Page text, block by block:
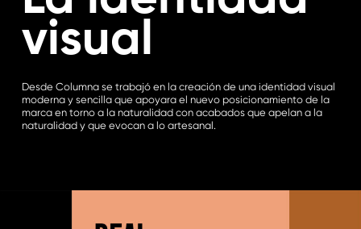
visual
Desde Columna se trabajó en la creación de una identidad visual
moderna y sencilla que apoyara el nuevo posicionamiento de la
marca en torno a la naturalidad con acabados que apelan a la
naturalidad y que evocan a lo artesanal.